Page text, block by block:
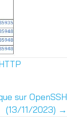
sur OpenSSH
(13/11/2023) →